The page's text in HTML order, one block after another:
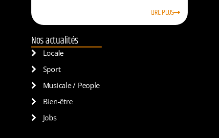
LIRE PLUS
Nos actualités
Locale
Sport
Musicale / People
Bien-être
Jobs